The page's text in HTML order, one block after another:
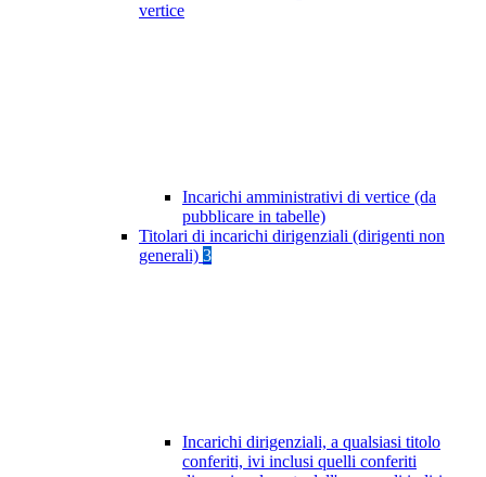
vertice
Incarichi amministrativi di vertice (da
pubblicare in tabelle)
Titolari di incarichi dirigenziali (dirigenti non
generali) 3
Incarichi dirigenziali, a qualsiasi titolo
conferiti, ivi inclusi quelli conferiti